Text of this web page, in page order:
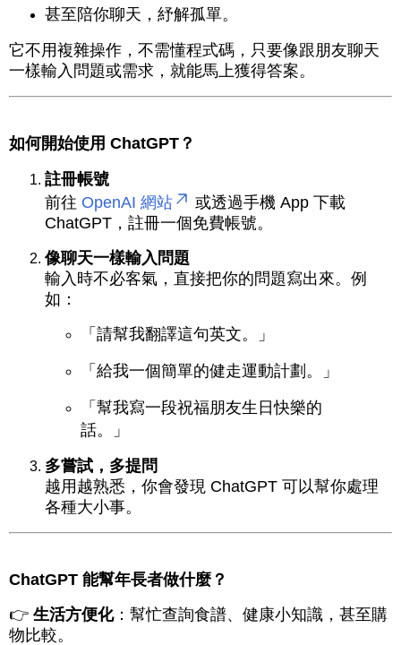
甚至陪你聊天，紓解孤單。
它不用複雜操作，不需懂程式碼，只要像跟朋友聊天
一樣輸入問題或需求，就能馬上獲得答案。
如何開始使用 ChatGPT？
註冊帳號
前往 OpenAI 網站
或透過手機 App 下載
ChatGPT，註冊一個免費帳號。
像聊天一樣輸入問題
輸入時不必客氣，直接把你的問題寫出來。例
如：
「請幫我翻譯這句英文。」
「給我一個簡單的健走運動計劃。」
「幫我寫一段祝福朋友生日快樂的
話。」
多嘗試，多提問
越用越熟悉，你會發現 ChatGPT 可以幫你處理
各種大小事。
ChatGPT 能幫年長者做什麼？
👉 生活方便化：幫忙查詢食譜、健康小知識，甚至購
物比較。